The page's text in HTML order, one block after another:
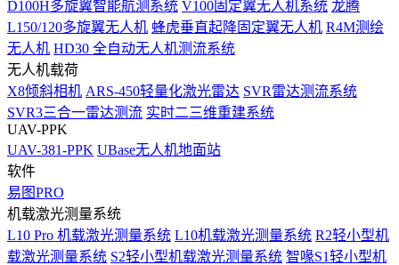
D100H多旋翼智能航测系统 V100固定翼无人机系统 龙腾
L150/120多旋翼无人机 蜂虎垂直起降固定翼无人机 R4M测绘
无人机 HD30 全自动无人机测流系统
无人机载荷
X8倾斜相机 ARS-450轻量化激光雷达 SVR雷达测流系统
SVR3三合一雷达测流 实时二三维重建系统
UAV-PPK
UAV-381-PPK UBase无人机地面站
软件
易图PRO
机载激光测量系统
L10 Pro 机载激光测量系统 L10机载激光测量系统 R2轻小型机
载激光测量系统 S2轻小型机载激光测量系统 智喙S1轻小型机